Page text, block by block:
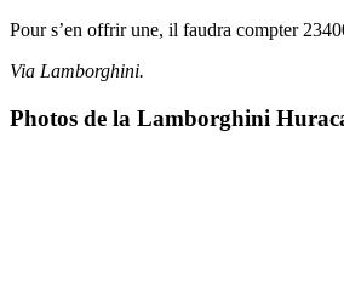
Pour s’en offrir une, il faudra compter
Via Lamborghini.
Photos de la Lamborghini